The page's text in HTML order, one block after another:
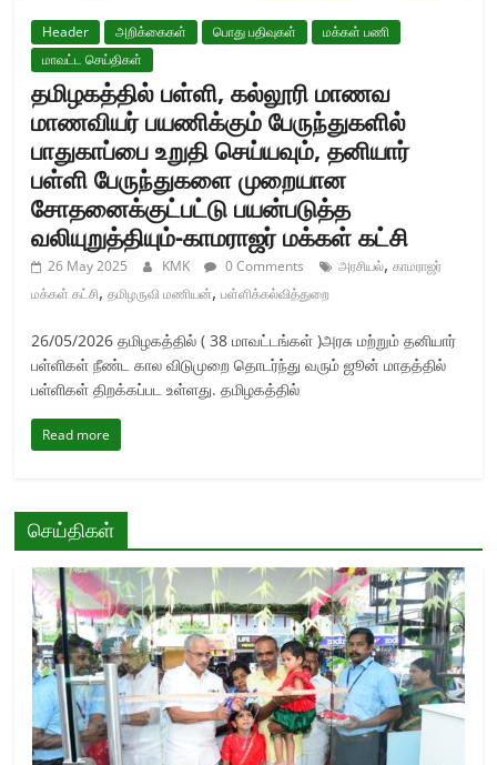
Header அறிக்கைகள் பொது பதிவுகள்
மக்கள் பணி
மாவட்ட செய்திகள்
தமிழகத்தில் பள்ளி, கல்லூரி மாணவ
மாணவியர் பயணிக்கும் பேருந்துகளில்
பாதுகாப்பை உறுதி செய்யவும், தனியார்
பள்ளி பேருந்துகளை முறையான
சோதனைக்குட்பட்டு பயன்படுத்த
வலியுறுத்தியும்-காமராஜர் மக்கள் கட்சி
26 May 2025 KMK 0 Comments அரசியல்,காமராஜர்
மக்கள் கட்சி,தமிழருவி மணியன்,பள்ளிக்கல்வித்துறை
26/05/2026 தமிழகத்தில் ( 38 மாவட்டங்கள் )அரசு மற்றும் தனியார்
பள்ளிகள் நீண்ட கால விடுமுறை தொடர்ந்து வரும் ஜூன் மாதத்தில்
பள்ளிகள் திறக்கப்பட உள்ளது. தமிழகத்தில்
Read more
செய்திகள்